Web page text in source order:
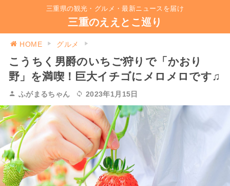
三重県の観光・グルメ・最新ニュースを届け
三重のええとこ巡り
HOME グルメ
こうちく男爵のいちご狩りで「かおり
野」を満喫！巨大イチゴにメロメロです♫
ふがまるちゃん 2023年1月15日